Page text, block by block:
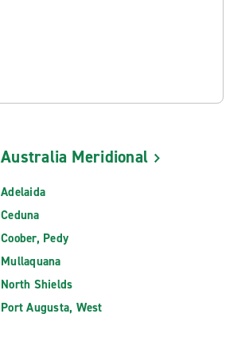
Australia Meridional
Adelaida
Ceduna
Coober, Pedy
Mullaquana
North Shields
Port Augusta, West